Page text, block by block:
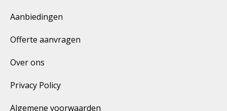
Aanbiedingen
Offerte aanvragen
Over ons
Privacy Policy
Algemene voorwaarden